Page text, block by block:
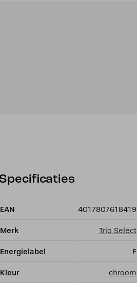
Specificaties
EAN 4017807618419
Merk Trio Select
Energielabel F
Kleur chroom